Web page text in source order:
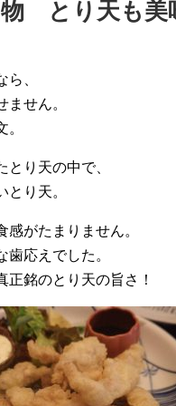
物 とり天も美
ら、
ません。
。
とり天の中で、
とり天。
感がたまりません。
歯応えでした。
正銘のとり天の旨さ！